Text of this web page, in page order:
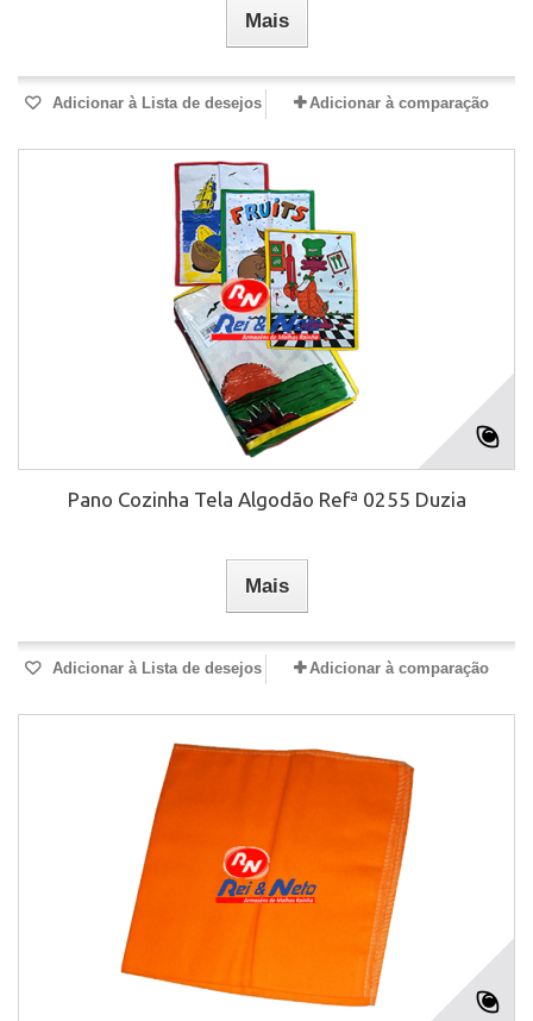
Mais
Adicionar à Lista de desejos Adicionar à comparação
Pano Cozinha Tela Algodão Refª 0255 Duzia
Mais
Adicionar à Lista de desejos Adicionar à comparação